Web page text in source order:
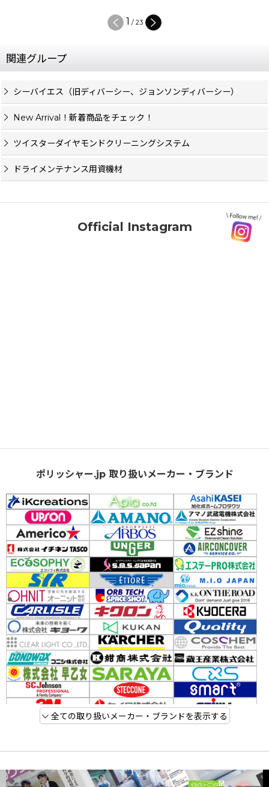
1 / 23
関連グループ
シーバイエス（旧ディバーシー、ジョンソンディバーシー）
New Arrival！新着商品をチェック！
ツイスターダイヤモンドクリーニングシステム
ドライメンテナンス用資機材
Official Instagram
ポリッシャー.jp 取り扱いメーカー・ブランド
全ての取り扱いメーカー・ブランドを表示する